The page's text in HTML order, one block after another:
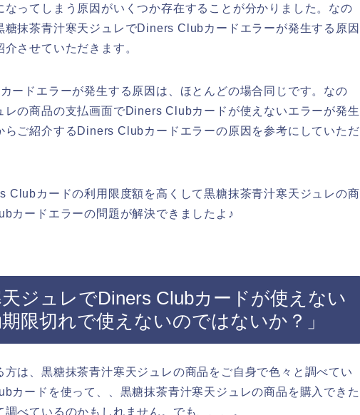
ってしまう原因がいくつか存在することが分かりました。なの
糖抹茶青汁寒天ジュレでDiners Clubカードエラーが発生する原因
させていただきます。
ードエラーが発生する原因は、ほとんどの場合同じです。なの
レの商品の支払画面でDiners Clubカードが使えないエラーが発生
らご紹介するDiners Clubカードエラーの原因を参考にしていただ
Clubカードの利用限度額を高くして黒糖抹茶青汁寒天ジュレの商
カードエラーの問題が解決できましたよ♪
ジュレでDiners Clubカードが使えない
限切れで使えないのではないか？」
方は、黒糖抹茶青汁寒天ジュレの商品をご自身で色々と調べてい
カードを使って、、黒糖抹茶青汁寒天ジュレの商品を購入できた
べているのかもしれません。でも、、、。